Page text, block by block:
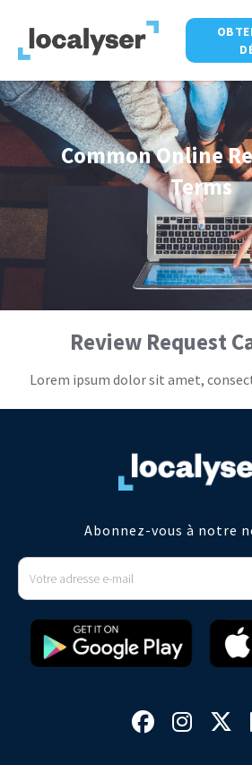
Common Online
Terms
Review Request
Lorem ipsum dolor sit amet,
Abonnez-vous à notre
  